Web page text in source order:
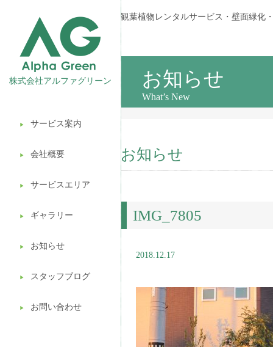
株式会社アルファグリーン
▶︎ サービス案内
▶︎ 会社概要
▶︎ サービスエリア
▶︎ ギャラリー
▶︎ お知らせ
▶︎ スタッフブログ
▶︎ お問い合わせ
観葉植物レンタル
壁面緑化
ギフト販売
造園ガーデニング
植木処分
観葉植物レンタルサービス・壁面緑化
お知らせ
What’s New
お知らせ
IMG_7805
2018.12.17